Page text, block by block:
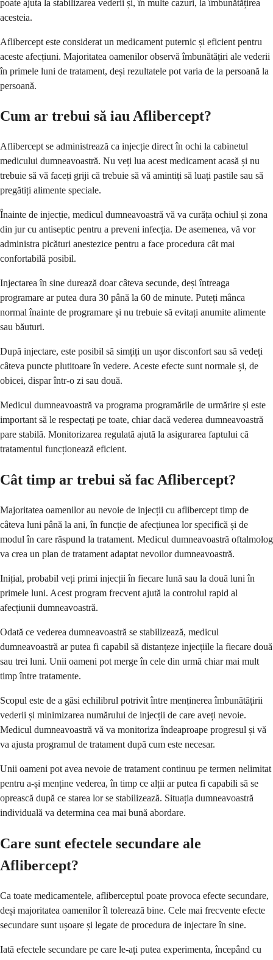
poate ajuta la stabilizarea vederii și, în multe cazuri, la îmbunătățirea
acesteia.
Aflibercept este considerat un medicament puternic și eficient pentru
aceste afecțiuni. Majoritatea oamenilor observă îmbunătățiri ale vederii
în primele luni de tratament, deși rezultatele pot varia de la persoană la
persoană.
Cum ar trebui să iau Aflibercept?
Aflibercept se administrează ca injecție direct în ochi la cabinetul
medicului dumneavoastră. Nu veți lua acest medicament acasă și nu
trebuie să vă faceți griji că trebuie să vă amintiți să luați pastile sau să
pregătiți alimente speciale.
Înainte de injecție, medicul dumneavoastră vă va curăța ochiul și zona
din jur cu antiseptic pentru a preveni infecția. De asemenea, vă vor
administra picături anestezice pentru a face procedura cât mai
confortabilă posibil.
Injectarea în sine durează doar câteva secunde, deși întreaga
programare ar putea dura 30 până la 60 de minute. Puteți mânca
normal înainte de programare și nu trebuie să evitați anumite alimente
sau băuturi.
După injectare, este posibil să simțiți un ușor disconfort sau să vedeți
câteva puncte plutitoare în vedere. Aceste efecte sunt normale și, de
obicei, dispar într-o zi sau două.
Medicul dumneavoastră va programa programările de urmărire și este
important să le respectați pe toate, chiar dacă vederea dumneavoastră
pare stabilă. Monitorizarea regulată ajută la asigurarea faptului că
tratamentul funcționează eficient.
Cât timp ar trebui să fac Aflibercept?
Majoritatea oamenilor au nevoie de injecții cu aflibercept timp de
câteva luni până la ani, în funcție de afecțiunea lor specifică și de
modul în care răspund la tratament. Medicul dumneavoastră oftalmolog
va crea un plan de tratament adaptat nevoilor dumneavoastră.
Inițial, probabil veți primi injecții în fiecare lună sau la două luni în
primele luni. Acest program frecvent ajută la controlul rapid al
afecțiunii dumneavoastră.
Odată ce vederea dumneavoastră se stabilizează, medicul
dumneavoastră ar putea fi capabil să distanțeze injecțiile la fiecare două
sau trei luni. Unii oameni pot merge în cele din urmă chiar mai mult
timp între tratamente.
Scopul este de a găsi echilibrul potrivit între menținerea îmbunătățirii
vederii și minimizarea numărului de injecții de care aveți nevoie.
Medicul dumneavoastră vă va monitoriza îndeaproape progresul și vă
va ajusta programul de tratament după cum este necesar.
Unii oameni pot avea nevoie de tratament continuu pe termen nelimitat
pentru a-și menține vederea, în timp ce alții ar putea fi capabili să se
oprească după ce starea lor se stabilizează. Situația dumneavoastră
individuală va determina cea mai bună abordare.
Care sunt efectele secundare ale
Aflibercept?
Ca toate medicamentele, afliberceptul poate provoca efecte secundare,
deși majoritatea oamenilor îl tolerează bine. Cele mai frecvente efecte
secundare sunt ușoare și legate de procedura de injectare în sine.
Iată efectele secundare pe care le-ați putea experimenta, începând cu